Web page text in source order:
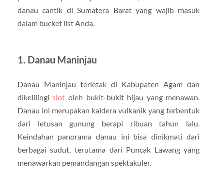
danau cantik di Sumatera Barat yang wajib masuk
dalam bucket list Anda.
1. Danau Maninjau
Danau Maninjau terletak di Kabupaten Agam dan
dikelilingislot oleh bukit-bukit hijau yang menawan.
Danau ini merupakan kaldera vulkanik yang terbentuk
dari letusan gunung berapi ribuan tahun lalu.
Keindahan panorama danau ini bisa dinikmati dari
berbagai sudut, terutama dari Puncak Lawang yang
menawarkan pemandangan spektakuler.